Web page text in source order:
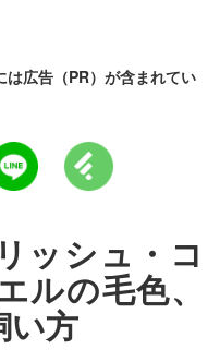
広告（PR）が含まれてい
ッシュ・コ
ルの毛色、
い方